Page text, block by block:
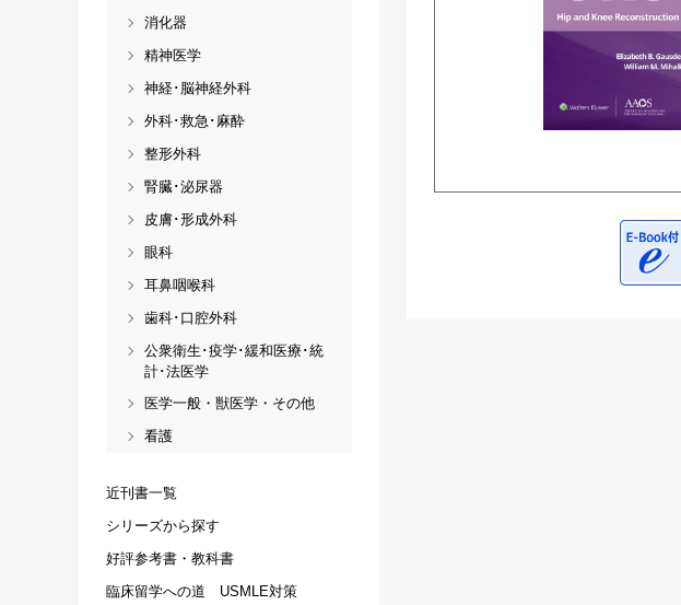
消化器
精神医学
神経･脳神経外科
外科･救急･麻酔
整形外科
腎臓･泌尿器
皮膚･形成外科
眼科
耳鼻咽喉科
歯科･口腔外科
公衆衛生･疫学･緩和医療･統
計･法医学
医学一般・獣医学・その他
看護
近刊書一覧
シリーズから探す
好評参考書・教科書
臨床留学への道 USMLE対策